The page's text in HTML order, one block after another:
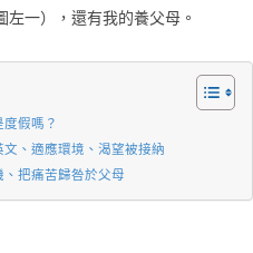
一），還有我的養父母。
假嗎？
、適應環境、渴望被接納
把痛苦歸咎於父母